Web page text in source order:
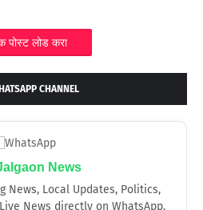
पोस्ट लोड करा
CHANNEL
News
News, Local Updates, Politics,
News directly on WhatsApp.